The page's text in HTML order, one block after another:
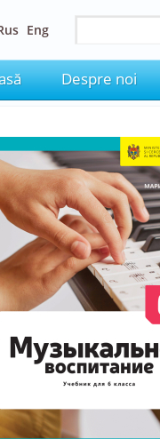
Eng
Despre noi